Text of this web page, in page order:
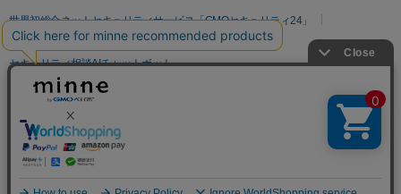
世界初総合ネットセキュリティサービス「GMOセキュリティ24」
パスワード漏洩診断
Webサイトリスク診断
セキュリティ相談AIチャットボット
実在証明・盗聴対策
サイバー攻撃対策（GMO Flatt Security）
セキュリティ事業の軌跡